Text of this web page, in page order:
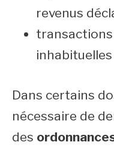
revenus
inhabituelles
Dans certains
nécessaire de
des